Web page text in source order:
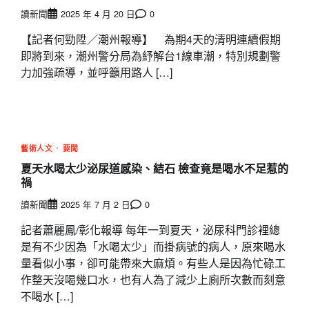
讀新聞 2025 年 4 月 20 日 0
【記者何勁陞／潮州報導】 為期4天的清明連續假期
即將到來，潮州警分局為紓解台1線車潮，特別規劃警
力加強疏導，並呼籲用路人 […]
藝術人文 要聞
夏天水喝太少泌尿道感染、結石 檢查竟是喝水不足惹的
禍
讀新聞 2025 年 7 月 2 日 0
記者蕭麗鳳/彰化報導 每年一到夏天，泌尿科門診裡總
是有不少因為「水喝太少」而掛病號的病人，原來喝水
量看似小事，卻可能帶來大麻煩。有些人是因為忙碌工
作整天沒喝幾口水，也有人為了減少上廁所次數而刻意
不喝水 […]